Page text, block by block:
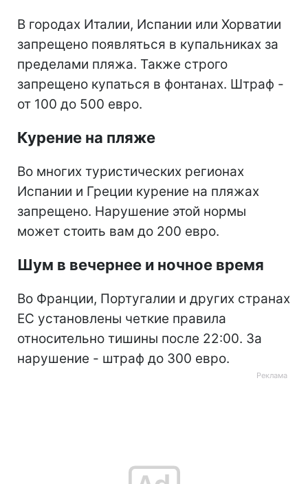
В городах Италии, Испании или Хорватии
запрещено появляться в купальниках за
пределами пляжа. Также строго
запрещено купаться в фонтанах. Штраф -
от 100 до 500 евро.
Курение на пляже
Во многих туристических регионах
Испании и Греции курение на пляжах
запрещено. Нарушение этой нормы
может стоить вам до 200 евро.
Шум в вечернее и ночное время
Во Франции, Португалии и других странах
ЕС установлены четкие правила
относительно тишины после 22:00. За
нарушение - штраф до 300 евро.